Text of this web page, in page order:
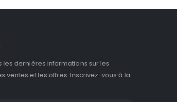
les dernières informations sur les
ventes et les offres. Inscrivez-vous à la